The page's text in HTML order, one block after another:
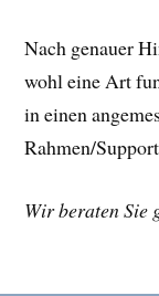
Nach genauer
wohl eine Art
in einen
Rahmen/
Wir beraten Sie